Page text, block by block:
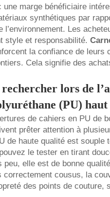
une marge bénéficiaire
synthétiques par
l’environnement. Les
style et responsabilité.
la confiance de leurs
Cela signifie des
lors de
(PU) haut
de cahiers en PU de
prêter attention à
de haute qualité est souple
le tester en tirant
peu, elle est de bonne
correctement cousus, la
des points de couture,